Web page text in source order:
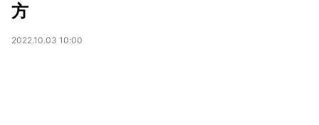
方
2022.10.03 10:00